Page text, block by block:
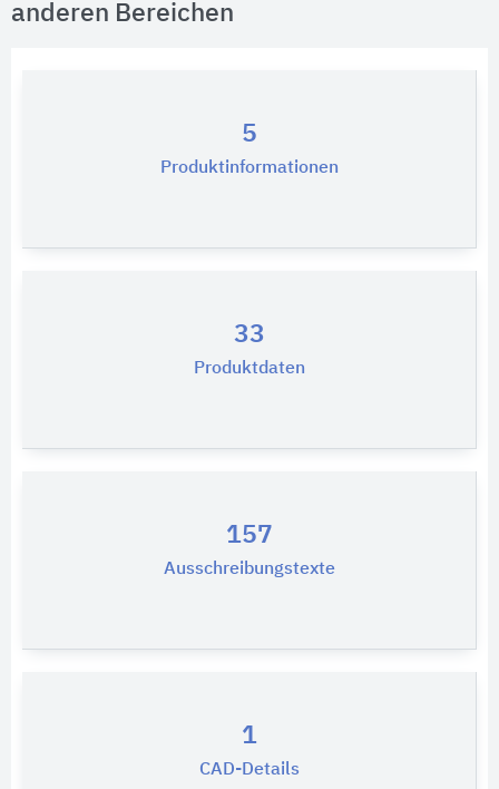
anderen Bereichen
5
Produktinformationen
33
Produktdaten
157
Ausschreibungstexte
1
CAD-Details